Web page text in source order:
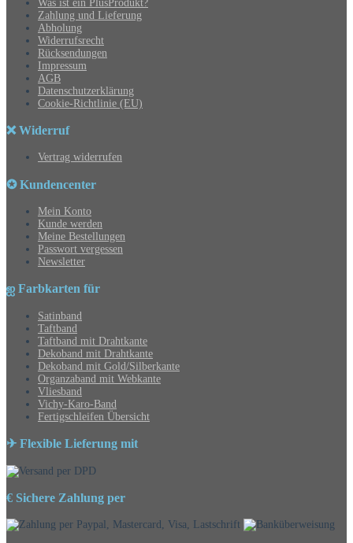
Was ist ein PlusProdukt?
Zahlung und Lieferung
Abholung
Widerrufsrecht
Rücksendungen
Impressum
AGB
Datenschutzerklärung
Cookie-Richtlinie (EU)
❌ Widerruf
Vertrag widerrufen
✪ Kundencenter
Mein Konto
Kunde werden
Meine Bestellungen
Passwort vergessen
Newsletter
ஐ Farbkarten für
Satinband
Taftband
Taftband mit Drahtkante
Dekoband mit Drahtkante
Dekoband mit Gold/Silberkante
Organzaband mit Webkante
Vliesband
Vichy-Karo-Band
Fertigschleifen Übersicht
✈ Flexible Lieferung mit
€ Sichere Zahlung per